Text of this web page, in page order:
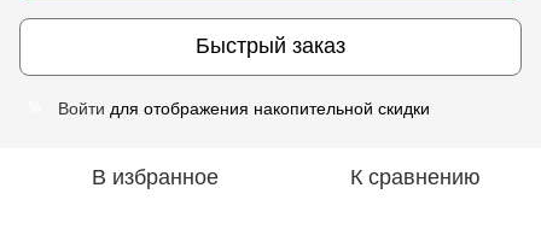
Быстрый заказ
Войти для отображения накопительной скидки
В избранное К сравнению